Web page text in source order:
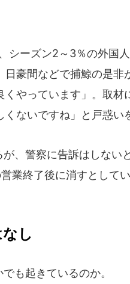
ーズン2～3％の外国
豪間などで捕鯨の是非
やっています」。取材
ないですね」と戸惑い
、警察に告訴はしない
業終了後に消すとしてい
し
も起きているのか。